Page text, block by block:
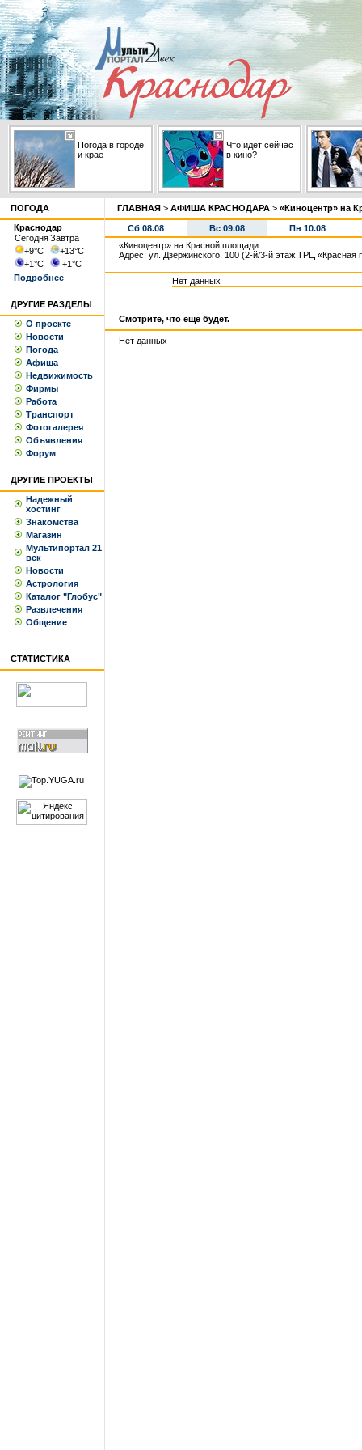
Погода в городе
и крае
Что идет сейчас
в кино?
ПОГОДА
Краснодар
СегодняЗавтра
+9°С +13°С
+1°С +1°С
Подробнее
ДРУГИЕ РАЗДЕЛЫ
О проекте
Новости
Погода
Афиша
Недвижимость
Фирмы
Работа
Транспорт
Фотогалерея
Объявления
Форум
ДРУГИЕ ПРОЕКТЫ
Надежный
хостинг
Знакомства
Магазин
Мультипортал 21
век
Новости
Астрология
Каталог "Глобус"
Развлечения
Общение
СТАТИСТИКА
ГЛАВНАЯ > АФИША КРАСНОДАРА > «Киноцентр» на
Сб 08.08 Вс 09.08
Пн 10.08
«Киноцентр» на Красной площади
Адрес: ул. Дзержинского, 100 (2-й/3-й этаж ТРЦ «Красная
Нет данных
Смотрите, что еще будет.
Нет данных